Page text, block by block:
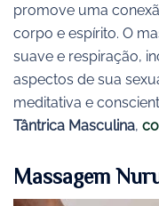
promove uma
corpo e espírito. O
suave e respiração,
aspectos de sua
meditativa e
Tântrica Masculina,
Massagem